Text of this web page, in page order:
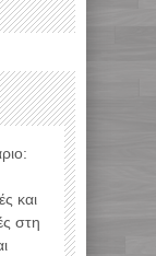
και
στη